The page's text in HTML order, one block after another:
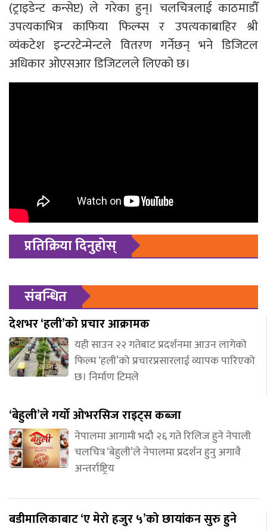
(ट्राइडेन्ट कन्सेप्ट) ले गरेका हुन्। चलचित्रलाई काठमाडौँ
उपत्यकाभित्र काफिया फिल्म्स र उपत्यकाबाहिर श्री
व्यंकटेश इन्टरटेन्मेन्टले वितरण गर्नेछन् भने डिजिटल
अधिकार ओएसआर डिजिटलले लिएको छ।
प्रतिक्रिया दिनुहोस्
संबन्धित
देशभर ‘हली’को प्रचार आक्रामक
यही साउन २२ गतेबाट प्रदर्शनमा आउन लागेको
फिल्म ‘हली’को प्रचारप्रसारलाई व्यापक पारिएको
छ। निर्माण टिमले
‘बेहुली’ले गर्यो ओभरसिज राइट्स कब्जा
नेपालमा आगामी भदौ २६ गते रिलिज हुने नेपाली
चलचित्र ‘बेहुली’ले नेपालमा प्रदर्शन हुनु अगावै
अन्तर्राष्ट्रिय
बडीमालिकाबाट ‘ए मेरो हजुर ५’को छायांकन सुरु हुने